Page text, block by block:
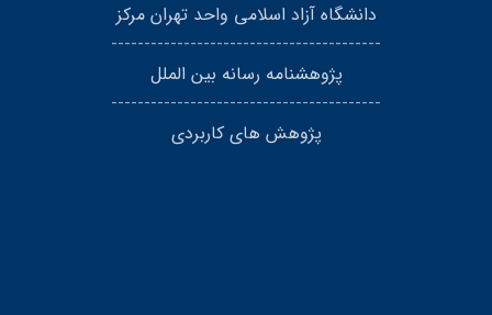
دانشگاه آزاد اسلامی واحد تهران مرکز
-----------------------------------------
پژوهشنامه رسانه بین الملل
-----------------------------------------
پژوهش های کاربردی